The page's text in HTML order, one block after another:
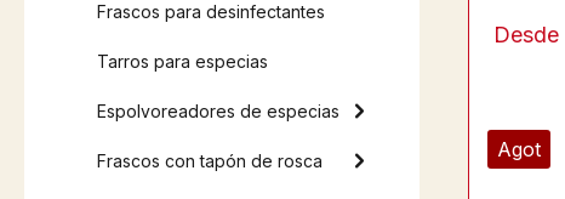
Frascos para desinfectantes
Tarros para especias
Espolvoreadores de especias
Frascos con tapón de rosca Agot
Desde